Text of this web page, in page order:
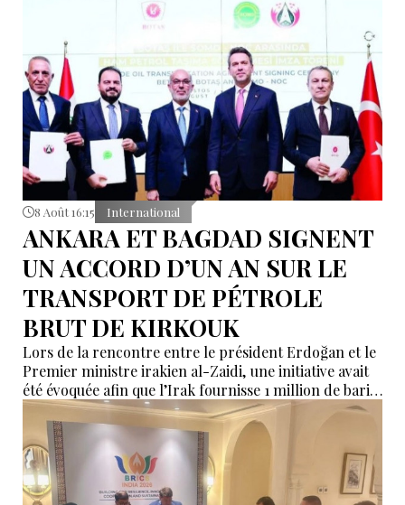
8 Août 16:15 International
ANKARA ET BAGDAD SIGNENT
UN ACCORD D’UN AN SUR LE
TRANSPORT DE PÉTROLE
BRUT DE KIRKOUK
Lors de la rencontre entre le président Erdoğan et le
Premier ministre irakien al-Zaidi, une initiative avait
été évoquée afin que l’Irak fournisse 1 million de barils
de pétrole brut nécessaires aux raffineries turques.